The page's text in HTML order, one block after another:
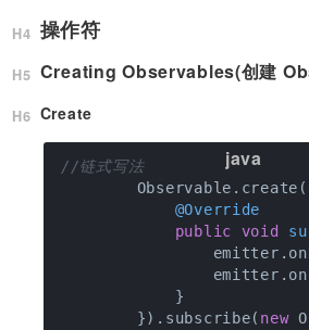
操作符
Creating Observables(创建
Create
//链式写法
        Observable.create(
@Override
public
void
            }
        }).subscribe(
new